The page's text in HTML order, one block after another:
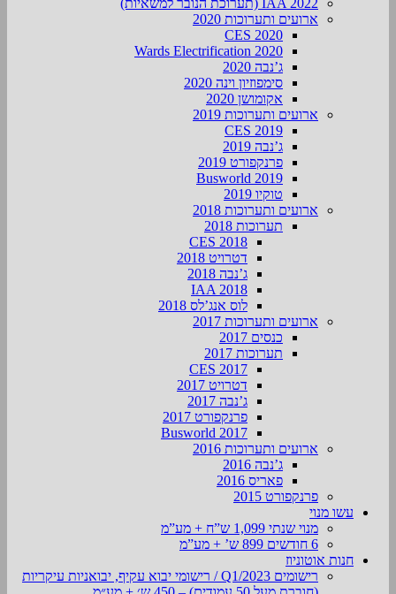
ארועים ותערוכות 2020
CES 2020
Wards Electrification 2020
ג’נבה 2020
סימפוזיון וינה 2020
אקומושן 2020
ארועים ותערוכות 2019
CES 2019
ג’נבה 2019
פרנקפורט 2019
Busworld 2019
טוקיו 2019
ארועים ותערוכות 2018
תערוכות 2018
CES 2018
דטרויט 2018
ג’נבה 2018
IAA 2018
לוס אנג’לס 2018
ארועים ותערוכות 2017
כנסים 2017
תערוכות 2017
CES 2017
דטרויט 2017
ג’נבה 2017
פרנקפורט 2017
Busworld 2017
ארועים ותערוכות 2016
ג’נבה 2016
פאריס 2016
פרנקפורט 2015
עשו מנוי
מנוי שנתי 1,099 ש”ח + מע”מ
6 חודשים 899 ש’ + מע”מ
חנות אוטוניוז
רישומים Q1/2023 / רישומי יבוא עקיף, יבואניות עיקריות